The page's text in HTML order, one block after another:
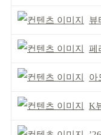
뷰
페
아
K